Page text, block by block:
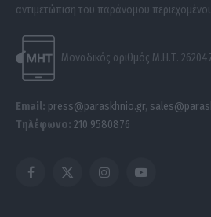
αντιμετώπιση του παράνομου
Μοναδικός αριθμός Μ.Η.Τ.
Email: press@paraskhnio.gr,
Τηλέφωνο: 210 9580876
Facebook
X
InstagramYouTube